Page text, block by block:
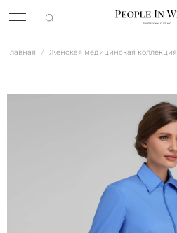
Главная Женская медицинская коллекция